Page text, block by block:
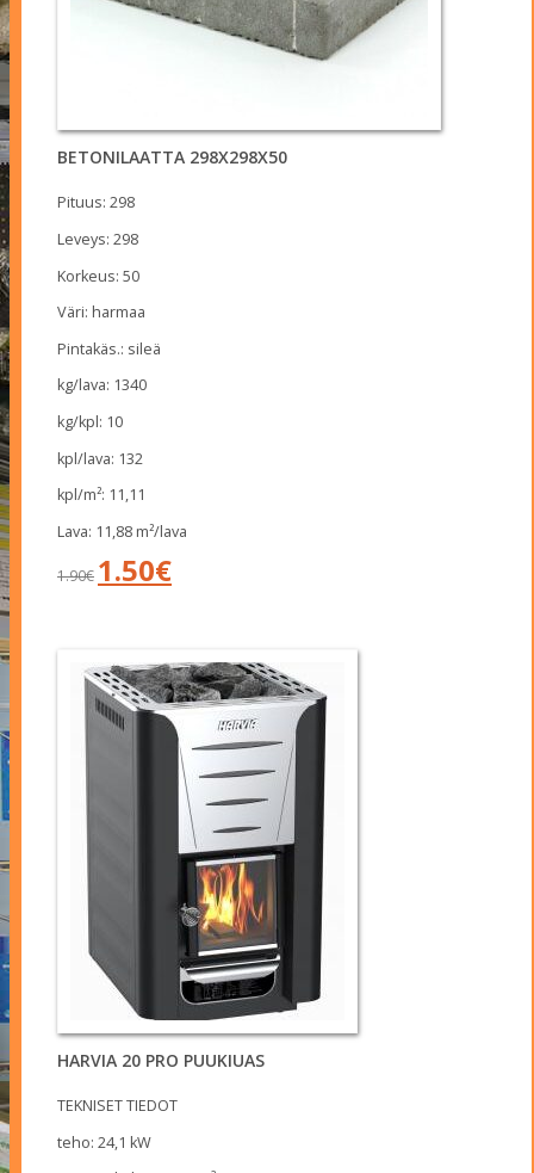
BETONILAATTA 298X298X50
Pituus: 298
Leveys: 298
Korkeus: 50
Väri: harmaa
Pintakäs.: sileä
kg/lava: 1340
kg/kpl: 10
kpl/lava: 132
kpl/m²: 11,11
Lava: 11,88 m²/lava
1.90€
Alkuperäinen
hinta
1.50€Nykyinen
hinta
HARVIA 20 PRO PUUKIUAS
TEKNISET TIEDOT
teho: 24,1 kW